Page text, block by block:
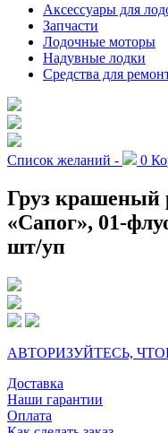
Аксессуары для
Запчасти
Лодочные моторы
Надувные лодки
Средства для
Список желаний - 0
Груз крашеный
«Сапог», 01-
шт/уп
АВТОРИЗУЙТЕСЬ,
Доставка
Наши гарантии
Оплата